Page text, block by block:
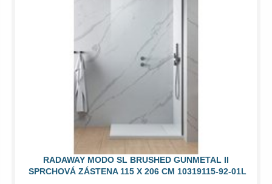
RADAWAY MODO SL BRUSHED GUNMETAL II
SPRCHOVÁ ZÁSTENA 115 X 206 CM 10319115-92-01L